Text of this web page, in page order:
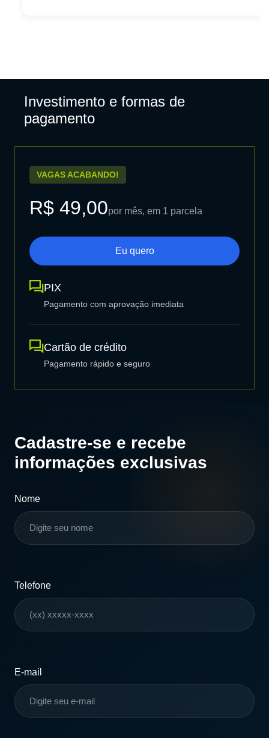
Investimento e formas de
pagamento
VAGAS ACABANDO!
R$ 49,00por mês, em 1 parcela
Eu quero
PIX
Pagamento com aprovação imediata
Cartão de crédito
Pagamento rápido e seguro
Cadastre-se e recebe
informações exclusivas
Nome
Telefone
E-mail